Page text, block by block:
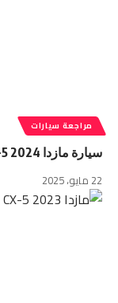
مراجعة سيارات
سيارة مازدا CX-5 2024 : المواصفات والسعر والأداء
22 مايو، 2025